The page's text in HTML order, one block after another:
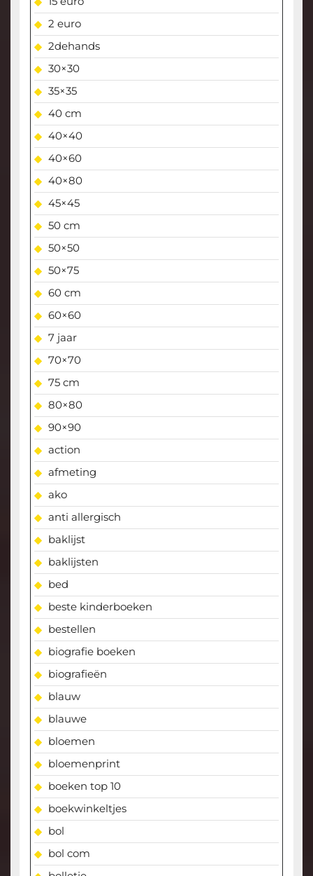
2 euro
2dehands
30×30
35×35
40 cm
40×40
40×60
40×80
45×45
50 cm
50×50
50×75
60 cm
60×60
7 jaar
70×70
75 cm
80×80
90×90
action
afmeting
ako
anti allergisch
baklijst
baklijsten
bed
beste kinderboeken
bestellen
biografie boeken
biografieën
blauw
blauwe
bloemen
bloemenprint
boeken top 10
boekwinkeltjes
bol
bol com